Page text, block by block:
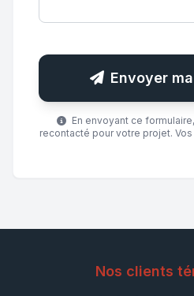
Envoyer
En envoyant ce
recontacté pour votre projet.
Nos clients